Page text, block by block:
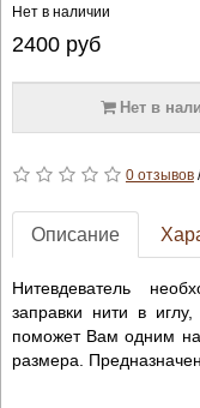
Нет в наличии
2400руб
Нет в
0 отзывов
Описание
Нитевдеватель
заправки нити в
поможет Вам одним
размера.